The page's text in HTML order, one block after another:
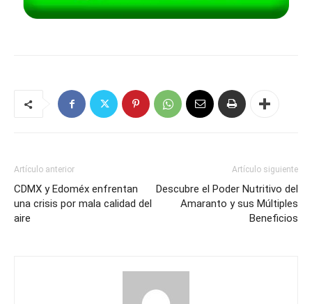
Artículo anterior
CDMX y Edoméx enfrentan
una crisis por mala calidad del
aire
Artículo siguiente
Descubre el Poder Nutritivo del
Amaranto y sus Múltiples
Beneficios